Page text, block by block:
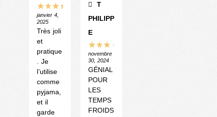
janvier 4,
2025
Très joli
et
pratique
. Je
l’utilise
comme
pyjama,
et il
garde
T
PHILIPP
E
novembre
30, 2024
GÉNIAL
POUR
LES
TEMPS
FROIDS